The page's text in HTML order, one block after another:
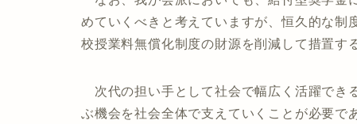
めていくべきと考えていますが、恒久的な制
校授業料無償化制度の財源を削減して措置す
次代の担い手として社会で幅広く活躍でき
ぶ機会を社会全体で支えていくことが必要で